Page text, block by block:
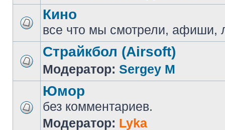
Кино
все что мы смотрели, афиши,
Страйкбол (Airsoft)
Модератор: Sergey M
Юмор
без комментариев.
Модератор: Lyka